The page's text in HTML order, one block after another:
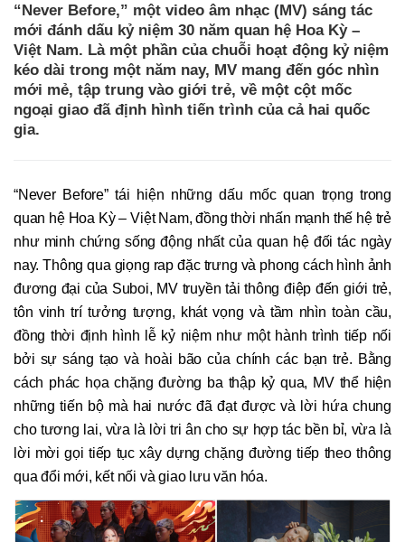
“Never Before,” một video âm nhạc (MV) sáng tác
mới đánh dấu kỷ niệm 30 năm quan hệ Hoa Kỳ –
Việt Nam. Là một phần của chuỗi hoạt động kỷ niệm
kéo dài trong một năm nay, MV mang đến góc nhìn
mới mẻ, tập trung vào giới trẻ, về một cột mốc
ngoại giao đã định hình tiến trình của cả hai quốc
gia.
“Never Before” tái hiện những dấu mốc quan trọng trong
quan hệ Hoa Kỳ – Việt Nam, đồng thời nhấn mạnh thế hệ trẻ
như minh chứng sống động nhất của quan hệ đối tác ngày
nay. Thông qua giọng rap đặc trưng và phong cách hình ảnh
đương đại của Suboi, MV truyền tải thông điệp đến giới trẻ,
tôn vinh trí tưởng tượng, khát vọng và tầm nhìn toàn cầu,
đồng thời định hình lễ kỷ niệm như một hành trình tiếp nối
bởi sự sáng tạo và hoài bão của chính các bạn trẻ. Bằng
cách phác họa chặng đường ba thập kỷ qua, MV thể hiện
những tiến bộ mà hai nước đã đạt được và lời hứa chung
cho tương lai, vừa là lời tri ân cho sự hợp tác bền bỉ, vừa là
lời mời gọi tiếp tục xây dựng chặng đường tiếp theo thông
qua đổi mới, kết nối và giao lưu văn hóa.